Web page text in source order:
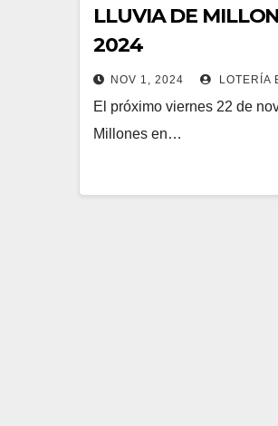
LLUVIA DE
2024
NOV 1, 2024 LOTERÍA
El próximo viernes 22 de
Millones en…